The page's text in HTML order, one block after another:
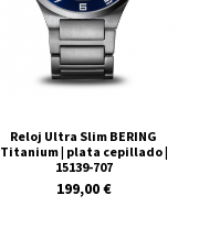
Reloj Ultra Slim BERING
Titanium | plata cepillado |
15139-707
199,00 €